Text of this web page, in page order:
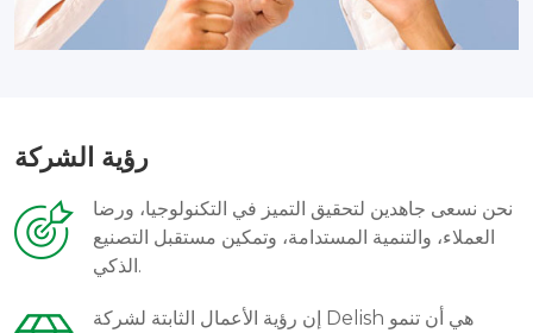
رؤية الشركة
نحن نسعى جاهدين لتحقيق التميز في التكنولوجيا، ورضا
العملاء، والتنمية المستدامة، وتمكين مستقبل التصنيع
الذكي.
إن رؤية الأعمال الثابتة لشركة Delish هي أن تنمو